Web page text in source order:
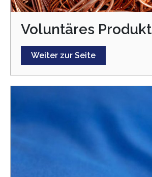
Voluntäres Produkt
Weiter zur Seite